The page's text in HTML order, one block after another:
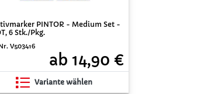
PINTOR - Medium Set -
6 Stk./Pkg.
V503416
ab 14,90 €
Variante wählen